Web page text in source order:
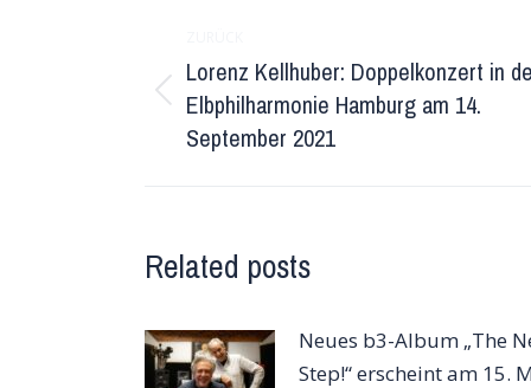
Vorheriger
Beitrag:
Lorenz Kellhuber: Doppelkonzert in
Elbphilharmonie Hamburg am 14.
September 2021
Related posts
Neues b3-Album „The
Step!“ erscheint am 15.